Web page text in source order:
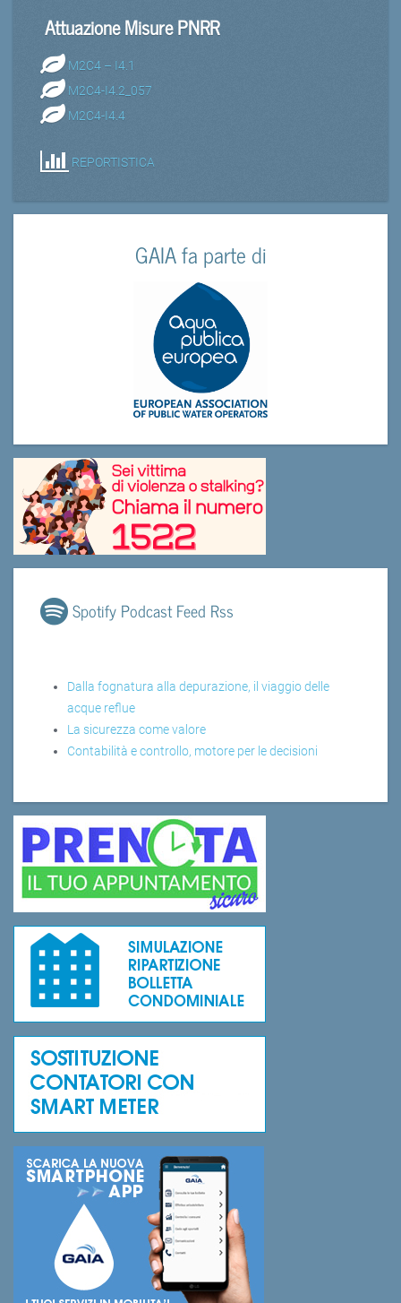
Attuazione Misure PNRR
M2C4 – I4.1
M2C4-I4.2_057
M2C4-I4.4
REPORTISTICA
GAIA fa parte di
Spotify Podcast Feed Rss
Dalla fognatura alla depurazione, il viaggio delle
acque reflue
La sicurezza come valore
Contabilità e controllo, motore per le decisioni